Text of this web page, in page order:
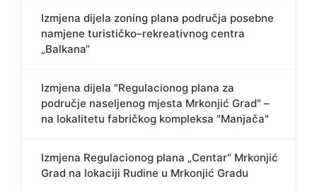
Izmjena dijela zoning plana područja posebne
namjene turističko–rekreativnog centra
„Balkana“
Izmjena dijela "Regulacionog plana za
područje naseljenog mjesta Mrkonjić Grad" –
na lokalitetu fabričkog kompleksa "Manjača"
Izmjena Regulacionog plana „Centar“ Mrkonjić
Grad na lokaciji Rudine u Mrkonjić Gradu